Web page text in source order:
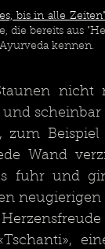
Reise, Reise...
bis in alle Zeiten"
die bereits aus
kennen.
nicht
Beispiel
Wand
fuhr und